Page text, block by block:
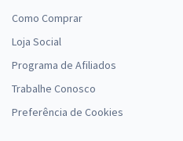
Como Comprar
Loja Social
Programa de Afiliados
Trabalhe Conosco
Preferência de Cookies